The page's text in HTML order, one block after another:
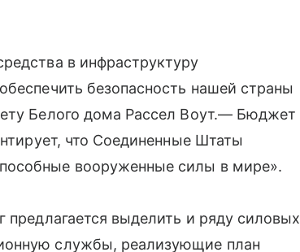
в инфраструктуру
безопасность нашей страны
Белого дома Рассел Воут.— Бюджет
что Соединенные Штаты
вооруженные силы в мире».
выделить и ряду силовых
службы, реализующие план